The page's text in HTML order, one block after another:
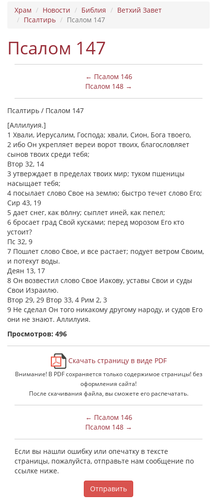
Храм Новости Библия
Ветхий Завет
Псалтирь
Псалом 147
Псалом 147
← Псалом 146
Псалом 148 →
Псалтирь / Псалом 147
[Аллилуия.]
1 Хвали, Иерусалим, Господа; хвали, Сион, Бога твоего,
2 ибо Он укрепляет вереи ворот твоих, благословляет
сынов твоих среди тебя;
Втор 32, 14
3 утверждает в пределах твоих мир; туком пшеницы
насыщает тебя;
4 посылает слово Свое на землю; быстро течет слово Его;
Сир 43, 19
5 дает снег, как во́лну; сыплет иней, как пепел;
6 бросает град Свой кусками; перед морозом Его кто
устоит?
Пс 32, 9
7 Пошлет слово Свое, и все растает; подует ветром Своим,
и потекут воды.
Деян 13, 17
8 Он возвестил слово Свое Иакову, уставы Свои и суды
Свои Израилю.
Втор 29, 29 Втор 33, 4 Рим 2, 3
9 Не сделал Он того никакому другому народу, и судов Его
они не знают. Аллилуия.
Просмотров: 496
Скачать страницу в виде PDF
Внимание! В PDF сохраняется только содержимое страницы! без
оформления сайта!
После скачивания файла, вы сможете его распечатать.
← Псалом 146
Псалом 148 →
Если вы нашли ошибку или опечатку в тексте
страницы, пожалуйста, отправьте нам сообщение по
ссылке ниже.
Отправить